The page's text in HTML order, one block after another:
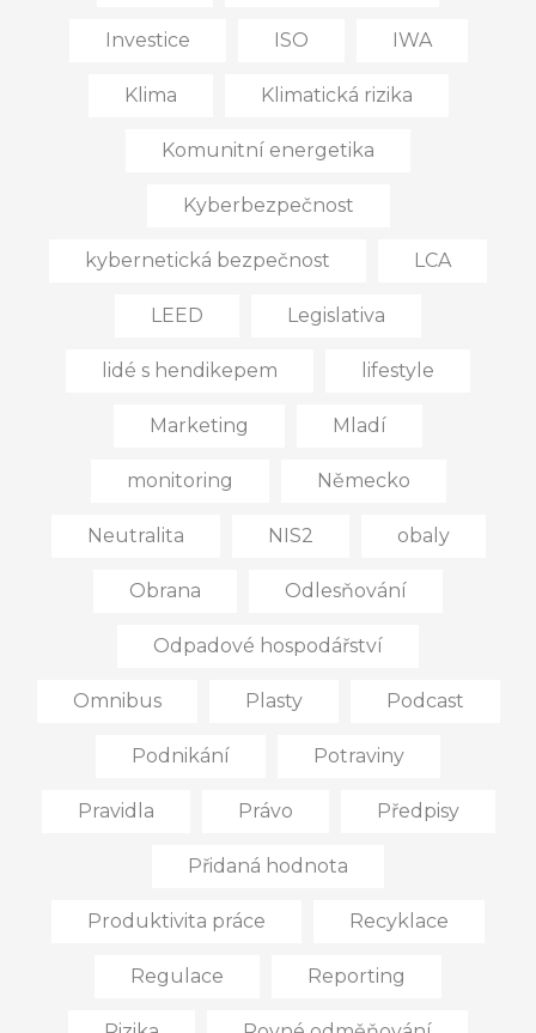
Investice ISO IWA
Klima Klimatická rizika
Komunitní energetika
Kyberbezpečnost
kybernetická bezpečnost LCA
LEED Legislativa
lidé s hendikepem lifestyle
Marketing Mladí
monitoring Německo
Neutralita NIS2 obaly
Obrana Odlesňování
Odpadové hospodářství
Omnibus Plasty Podcast
Podnikání Potraviny
Pravidla Právo Předpisy
Přidaná hodnota
Produktivita práce Recyklace
Regulace Reporting